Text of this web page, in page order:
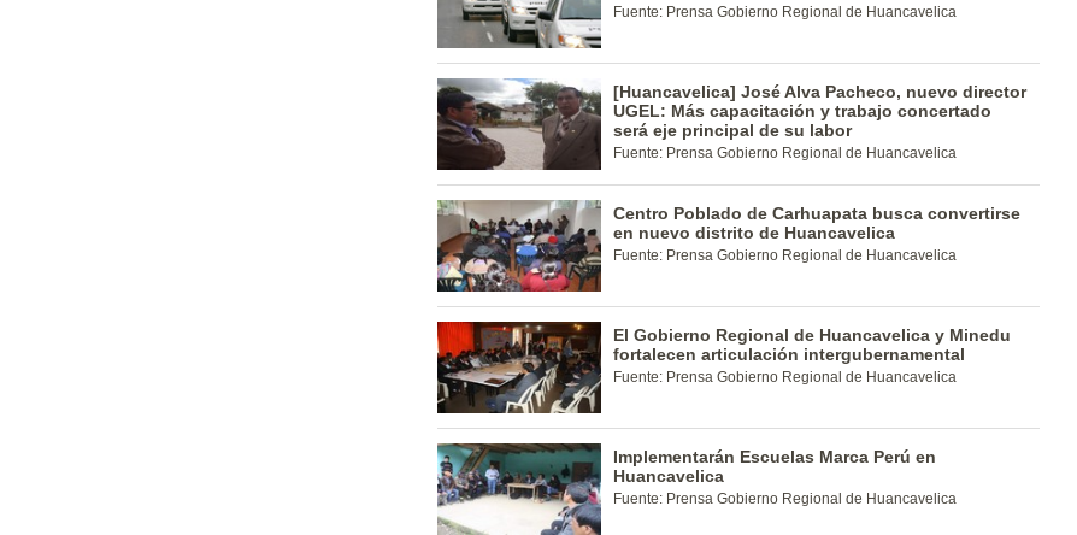
Fuente: Prensa Gobierno Regional de Huancavelica
[Huancavelica] José Alva Pacheco, nuevo director
UGEL: Más capacitación y trabajo concertado
será eje principal de su labor
Fuente: Prensa Gobierno Regional de Huancavelica
Centro Poblado de Carhuapata busca convertirse
en nuevo distrito de Huancavelica
Fuente: Prensa Gobierno Regional de Huancavelica
El Gobierno Regional de Huancavelica y Minedu
fortalecen articulación intergubernamental
Fuente: Prensa Gobierno Regional de Huancavelica
Implementarán Escuelas Marca Perú en
Huancavelica
Fuente: Prensa Gobierno Regional de Huancavelica